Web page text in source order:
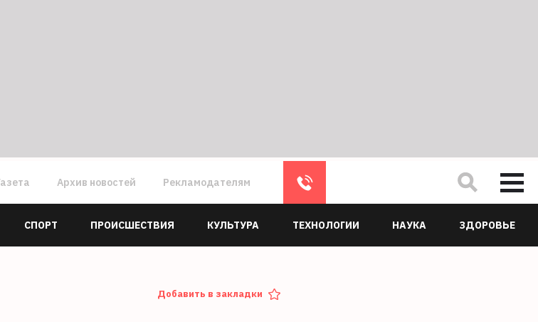
Архив новостей Рекламодателям
СПОРТ ПРОИСШЕСТВИЯ КУЛЬТУРА ТЕХНОЛОГИИ НАУКА ЗДОРОВЬЕ
Добавить в закладки